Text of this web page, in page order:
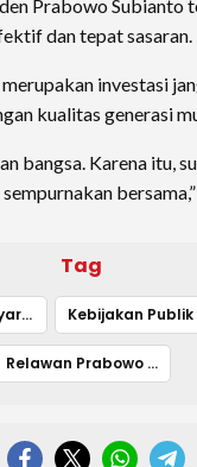
Prabowo Subianto
dan tepat sasaran.
investasi
kualitas generasi
bangsa. Karena itu,
Tag
Dukungan Masyarakat Kebijakan Publik
Relawan Prabowo Gibran